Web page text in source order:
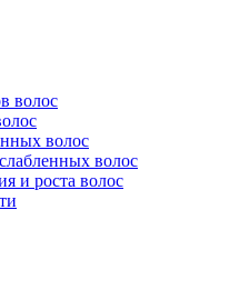
волос
волос
волос
и роста волос